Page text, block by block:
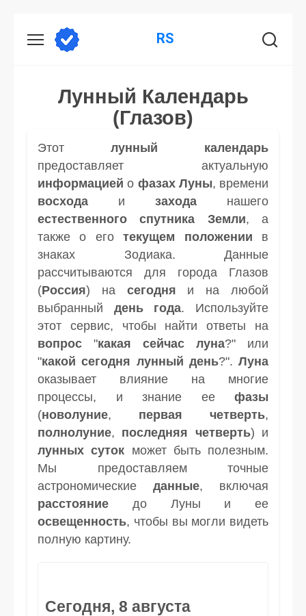
RS
Лунный Календарь
(Глазов)
Этот лунный календарь
предоставляет актуальную
информацией о фазах Луны, времени
восхода и захода нашего
естественного спутника
Земли, а
также о еготекущем положении в
знаках Зодиака. Данные
рассчитываются для города Глазов
(Россия) на сегодня и на любой
выбранный день года. Используйте
этот сервис, чтобы найти ответы на
вопрос "какая сейчас луна?" или
"какой сегодня лунный день?". Луна
оказывает влияние на многие
процессы, и знание ее фазы
(новолуние, первая четверть,
полнолуние, последняя четверть) и
лунных суток может быть полезным.
Мы предоставляем точные
астрономические данные, включая
расстояние до Луны и ее
освещенность, чтобы вы могли видеть
полную картину.
Сегодня, 8 августа